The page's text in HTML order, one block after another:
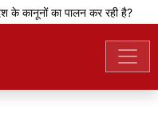
कानूनों का पालन कर रही है?